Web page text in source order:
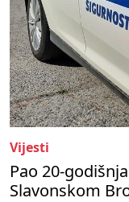
Vijesti
Pao 20-
Slavonskom